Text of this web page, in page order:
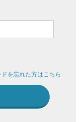
を忘れた方はこちら